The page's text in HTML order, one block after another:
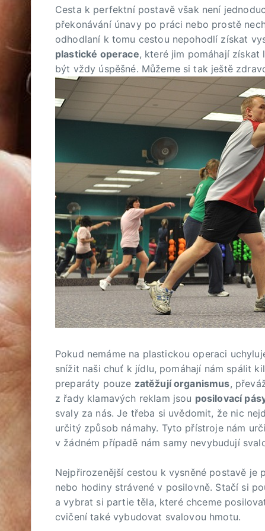
Cesta k perfektní postavě však není
překonávání únavy po práci nebo prostě
odhodlaní k tomu cestou nepohodlí získat
plastické operace, které jim pomáhají získat
být vždy úspěšné. Můžeme si tak ještě
Pokud nemáme na plastickou operaci
snížit naši chuť k jídlu, pomáhají nám spálit
preparáty pouze zatěžují organismus,
z řady klamavých reklam jsou posilovací
svaly za nás. Je třeba si uvědomit, že nic
určitý způsob námahy. Tyto přístroje nám
v žádném případě nám samy nevybudují
Nejpřirozenější cestou k vysněné postavě je
nebo hodiny strávené v posilovně. Stačí si
a vybrat si partie těla, které chceme
cvičení také vybudovat svalovou hmotu.